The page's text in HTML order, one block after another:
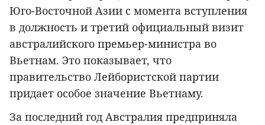
Юго-Восточной Азии с момента вступления
в должность и третий официальный визит
австралийского премьер-министра во
Вьетнам. Это показывает, что
правительство Лейбористской партии
придает особое значение Вьетнаму.
За последний год Австралия предприняла